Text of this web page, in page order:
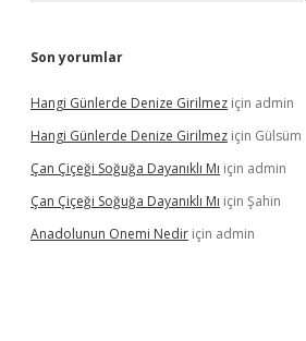
Son yorumlar
Hangi Günlerde Denize Girilmez için admin
Hangi Günlerde Denize Girilmez için Gülsüm
Çan Çiçeği Soğuğa Dayanıklı Mı için admin
Çan Çiçeği Soğuğa Dayanıklı Mı için Şahin
Anadolunun Onemi Nedir için admin